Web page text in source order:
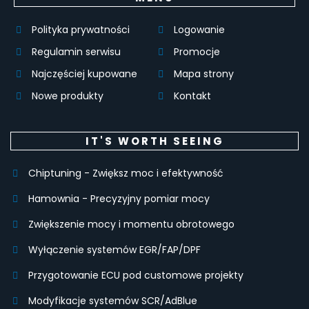
Polityka prywatności
Regulamin serwisu
Najczęściej kupowane
Nowe produkty
Logowanie
Promocje
Mapa strony
Kontakt
IT'S WORTH SEEING
Chiptuning - Zwiększ moc i efektywność
Hamownia - Precyzyjny pomiar mocy
Zwiększenie mocy i momentu obrotowego
Wyłączenie systemów EGR/FAP/DPF
Przygotowanie ECU pod customowe projekty
Modyfikacje systemów SCR/AdBlue